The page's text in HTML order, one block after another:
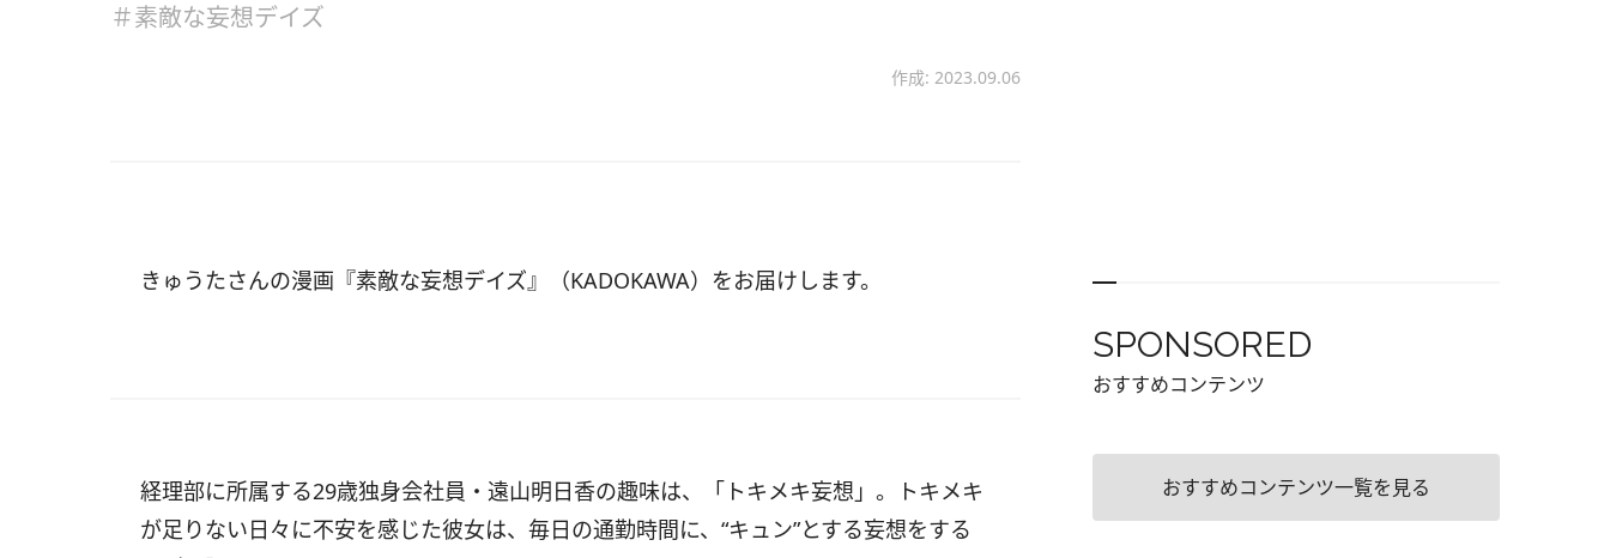
＃素敵な妄想デイズ
作成: 2023.09.06
きゅうたさんの漫画『素敵な妄想デイズ』（KADOKAWA）をお届けします。
経理部に所属する29歳独身会社員・遠山明日香の趣味は、「トキメキ妄想」。トキメキ
が足りない日々に不安を感じた彼女は、毎日の通勤時間に、“キュン”とする妄想をする
SPONSORED
おすすめコンテンツ
おすすめコンテンツ一覧を見る